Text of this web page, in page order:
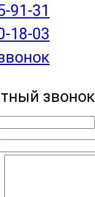
91-31
18-03
звонок